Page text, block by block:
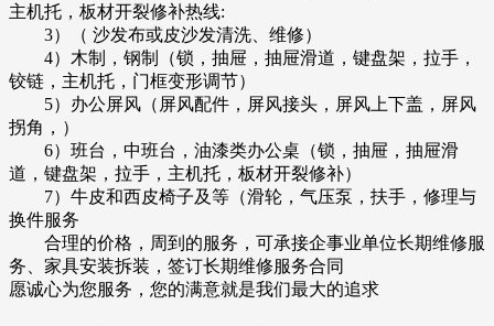
主机托，板材开裂修补热线:
3）（ 沙发布或皮沙发清洗、维修）
4）木制，钢制（锁，抽屉，抽屉滑道，键盘架，拉手，
铰链，主机托，门框变形调节）
5）办公屏风（屏风配件，屏风接头，屏风上下盖，屏风
拐角，）
6）班台，中班台，油漆类办公桌（锁，抽屉，抽屉滑
道，键盘架，拉手，主机托，板材开裂修补）
7）牛皮和西皮椅子及等（滑轮，气压泵，扶手，修理与
换件服务
合理的价格，周到的服务，可承接企事业单位长期维修服
务、家具安装拆装，签订长期维修服务合同
愿诚心为您服务，您的满意就是我们最大的追求